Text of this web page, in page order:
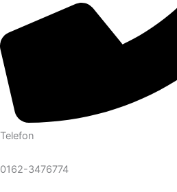
Telefon
0162-3476774